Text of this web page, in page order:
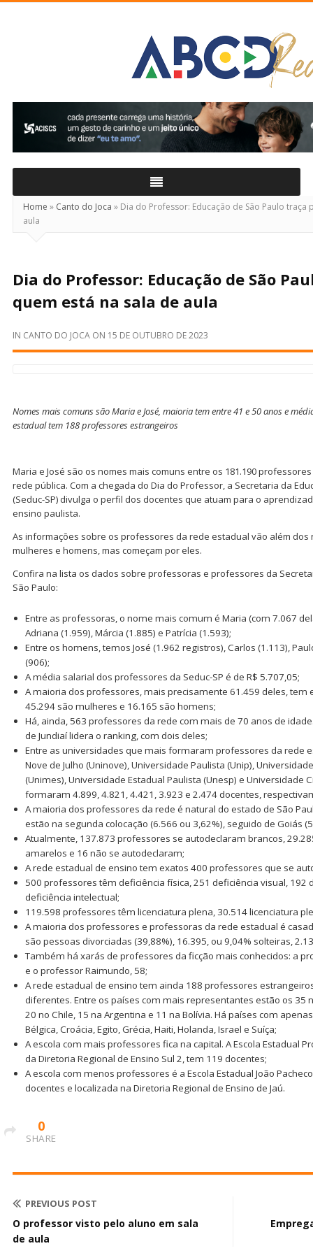
Home » Canto do Joca » Dia do Professor: Educação de São Paulo traça
aula
Dia do Professor: Educação de São
quem está na sala de aula
IN CANTO DO JOCA ON 15 DE OUTUBRO DE 2023
Nomes mais comuns são Maria e José, maioria tem entre 41 e 50 anos e
estadual tem 188 professores estrangeiros
Maria e José são os nomes mais comuns entre os 181.190
rede pública. Com a chegada do Dia do Professor, a Secretaria da
(Seduc-SP) divulga o perfil dos docentes que atuam para o
ensino paulista.
As informações sobre os professores da rede estadual vão além dos
mulheres e homens, mas começam por eles.
Confira na lista os dados sobre professoras e professores da
São Paulo:
Entre as professoras, o nome mais comum é Maria (com 7.067
Adriana (1.959), Márcia (1.885) e Patrícia (1.593);
Entre os homens, temos José (1.962 registros), Carlos (1.113),
(906);
A média salarial dos professores da Seduc-SP é de R$ 5.707,05;
A maioria dos professores, mais precisamente 61.459 deles, tem
45.294 são mulheres e 16.165 são homens;
Há, ainda, 563 professores da rede com mais de 70 anos de
de Jundiaí lidera o ranking, com dois deles;
Entre as universidades que mais formaram professores da rede
Nove de Julho (Uninove), Universidade Paulista (Unip),
(Unimes), Universidade Estadual Paulista (Unesp) e Universidade
formaram 4.899, 4.821, 4.421, 3.923 e 2.474 docentes,
A maioria dos professores da rede é natural do estado de São
estão na segunda colocação (6.566 ou 3,62%), seguido de Goiás
Atualmente, 137.873 professores se autodeclaram brancos,
amarelos e 16 não se autodeclaram;
A rede estadual de ensino tem exatos 400 professores que se
500 professores têm deficiência física, 251 deficiência visual, 192
deficiência intelectual;
119.598 professores têm licenciatura plena, 30.514 licenciatura
A maioria dos professores e professoras da rede estadual é
são pessoas divorciadas (39,88%), 16.395, ou 9,04% solteiras,
Também há xarás de professores da ficção mais conhecidos: a
e o professor Raimundo, 58;
A rede estadual de ensino tem ainda 188 professores
diferentes. Entre os países com mais representantes estão os 35
20 no Chile, 15 na Argentina e 11 na Bolívia. Há países com
Bélgica, Croácia, Egito, Grécia, Haiti, Holanda, Israel e Suíça;
A escola com mais professores fica na capital. A Escola Estadual
da Diretoria Regional de Ensino Sul 2, tem 119 docentes;
A escola com menos professores é a Escola Estadual João
docentes e localizada na Diretoria Regional de Ensino de Jaú.
0
SHARE
PREVIOUS POST
O professor visto pelo aluno em sala
de aula